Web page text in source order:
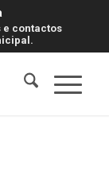
e contactos